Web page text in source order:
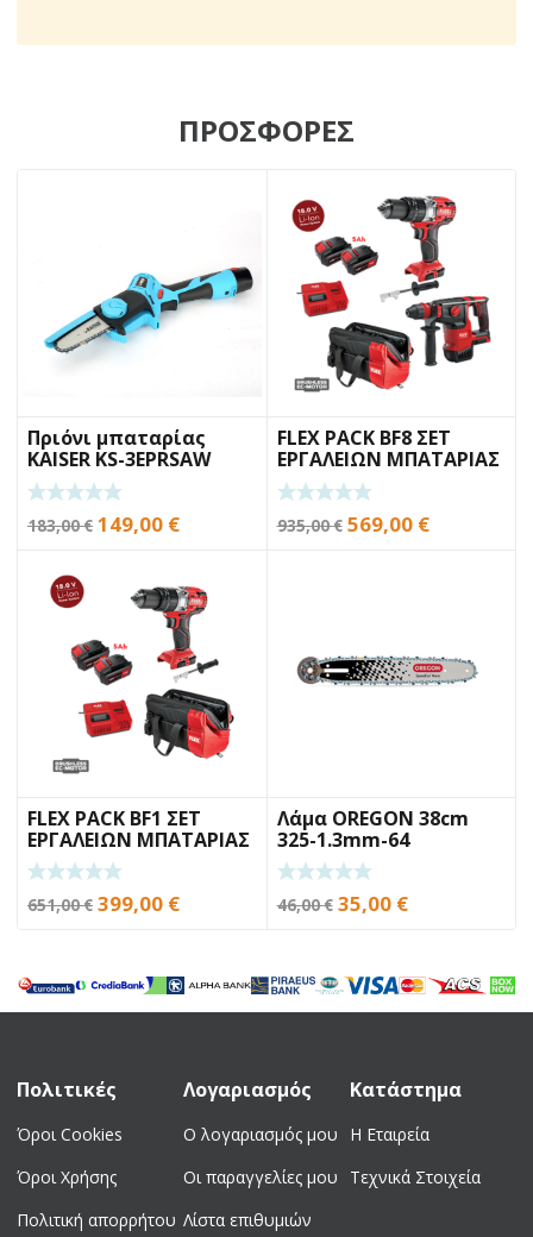
ΠΡΟΣΦΟΡΕΣ
Πριόνι μπαταρίας
KAISER KS-3EPRSAW
183,00€ Original
183,00 €.
149,00 €Η
τιμή
είναι:
149,00 €.
FLEX PACK BF8 ΣΕΤ
ΕΡΓΑΛΕΙΩΝ ΜΠΑΤΑΡΙΑΣ
935,00€ Original
569,00 €Η
FLEX PACK BF1 ΣΕΤ
ΕΡΓΑΛΕΙΩΝ ΜΠΑΤΑΡΙΑΣ
651,00€ Original
651,00 €.
399,00 €Η
είναι:
399,00 €.
Λάμα OREGON 38cm
325-1.3mm-64
ΟΔΗΓΟΥΣ SPEEDCUT
46,00€ Original
46,00 €.
35,00 €Η
είναι:
35,00 €.
Πολιτικές
Όροι Cookies
Όροι Χρήσης
Πολιτική απορρήτου
Λογαριασμός
Ο λογαριασμός μου
Οι παραγγελίες μου
Λίστα επιθυμιών
Κατάστημα
Η Εταιρεία
Τεχνικά Στοιχεία